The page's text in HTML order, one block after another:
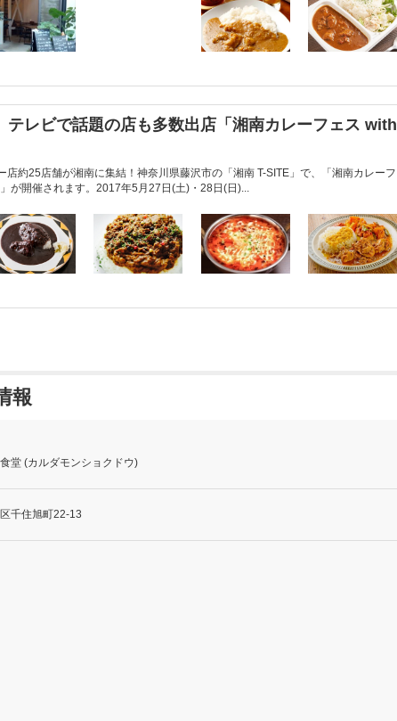
テレビで話題の店も多数出店「湘南カレーフェス with
店約25店舗が湘南に集結！神奈川県藤沢市の「湘南 T-SITE」で、「湘南カレーフ
が開催されます。2017年5月27日(土)・28日(日)...
報
堂 (カルダモンショクドウ)
千住旭町22-13